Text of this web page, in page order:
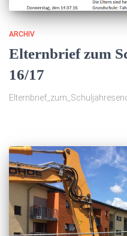
ARCHIV
Elternbrief zum
16/17